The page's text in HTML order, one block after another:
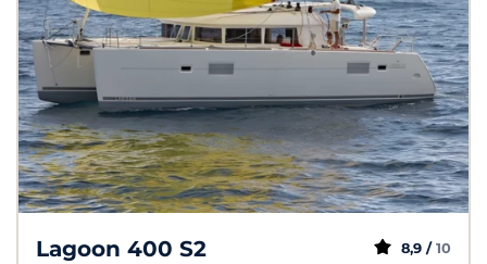
Lagoon 400 S2 8,9 / 10